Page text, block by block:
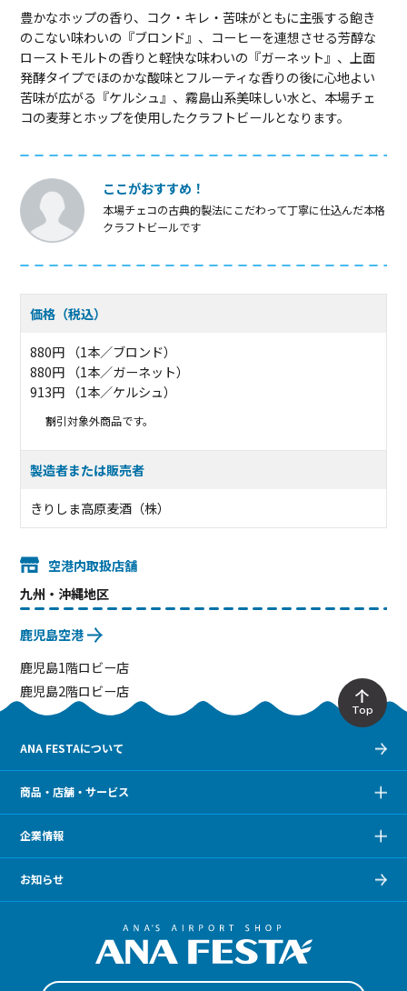
豊かなホップの香り、コク・キレ・苦味がともに主張する飽き
のこない味わいの『ブロンド』、コーヒーを連想させる芳醇な
ローストモルトの香りと軽快な味わいの『ガーネット』、上面
発酵タイプでほのかな酸味とフルーティな香りの後に心地よい
苦味が広がる『ケルシュ』、霧島山系美味しい水と、本場チェ
コの麦芽とホップを使用したクラフトビールとなります。
ここがおすすめ！
本場チェコの古典的製法にこだわって丁寧に仕込んだ本格
クラフトビールです
価格（税込）
880円 （1本／ブロンド）
880円 （1本／ガーネット）
913円 （1本／ケルシュ）
割引対象外商品です。
製造者または販売者
きりしま高原麦酒（株）
空港内取扱店舗
九州・沖縄地区
鹿児島空港
鹿児島1階ロビー店
鹿児島2階ロビー店
Top
ANA FESTAについて
商品・店舗・サービス
企業情報
お知らせ